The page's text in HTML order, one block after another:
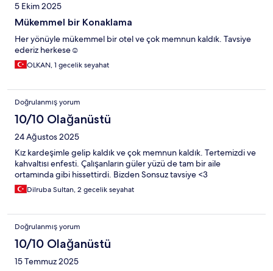
5 Ekim 2025
Mükemmel bir Konaklama
Her yönüyle mükemmel bir otel ve çok memnun kaldık. Tavsiye
ederiz herkese☺️
OLKAN, 1 gecelik seyahat
Doğrulanmış yorum
10/10 Olağanüstü
24 Ağustos 2025
Kız kardeşimle gelip kaldık ve çok memnun kaldık. Tertemizdi ve
kahvaltısı enfesti. Çalışanların güler yüzü de tam bir aile
ortamında gibi hissettirdi. Bizden Sonsuz tavsiye <3
Dilruba Sultan, 2 gecelik seyahat
Doğrulanmış yorum
10/10 Olağanüstü
15 Temmuz 2025